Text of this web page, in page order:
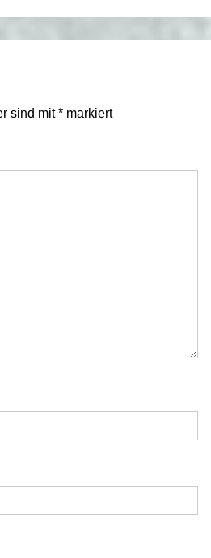
sind mit* markiert